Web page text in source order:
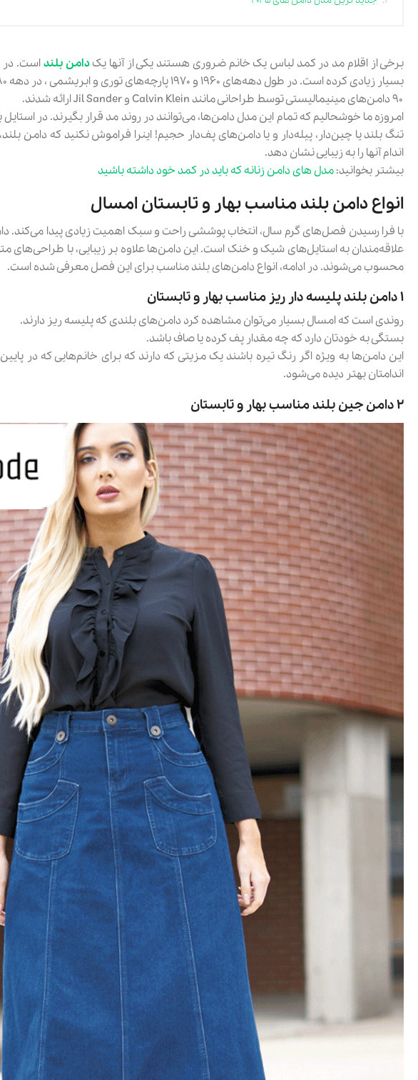
برخی از اقلام مد در کمد لباس یک خانم ضروری هستند یکی از آنها یکدامن بلنداست. در
۹۰ دامن‌های مینیمالیستی توسط طراحانی مانند Calvin Klein و Jil Sander ارائه شدند.
امروزه ما خوشحالیم که تمام این مدل دامن‌ها، می‌توانند در روند مد قرار بگیرند. در
تنگ بلند یا چین‌دار، پیله‌دار و یا دامن‌های پف‌دار حجیم! اینرا فراموش نکنید که دامن
اندام آنها را به زیبایی نشان دهد.
بیشتر بخوانید:مدل های دامن زنانه که باید در کمد خود داشته باشید
انواع دامن بلند مناسب بهار و تابستان امسال
با فرا رسیدن فصل‌های گرم سال، انتخاب پوششی راحت و سبک اهمیت زیادی پیدا می‌کند.
علاقه‌مندان به استایل‌های شیک و خنک است. این دامن‌ها علاوه بر زیبایی، با طراحی‌های
محسوب می‌شوند. در ادامه، انواع دامن‌های بلند مناسب برای این فصل معرفی شده است.
۱ دامن بلند پلیسه دار ریز مناسب بهار و تابستان
روندی است که امسال بسیار می‌توان مشاهده کرد دامن‌های بلندی که پلیسه ریز دارند.
بستگی به خودتان دارد که چه مقدار پف کرده یا صاف باشد.
این دامن‌ها به ویژه اگر رنگ تیره باشند یک مزیتی که دارند که برای خانم‌هایی که در
اندامتان بهتر دیده می‌شود.
۲ دامن جین بلند مناسب بهار و تابستان
85٪ کاپشن مردانه بالون مدل 9931
18,500,0002,775,000 تومان
مشاهد و خرید